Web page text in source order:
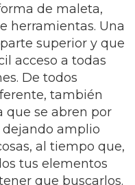
de maleta,
herramientas. Una
superior y que
acceso a todas
De todos
también
que se abren por
amplio
al tiempo que,
tus elementos
que buscarlos.